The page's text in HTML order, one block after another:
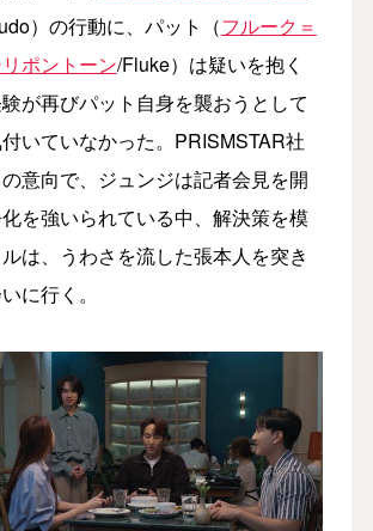
）の行動に、パット（フルーク＝
ポントーン/Fluke）は疑いを抱く
が再びパット自身を襲おうとして
いていなかった。PRISMSTAR社
意向で、ジュンジは記者会見を開
を強いられている中、解決策を模
は、うわさを流した張本人を突き
に行く。